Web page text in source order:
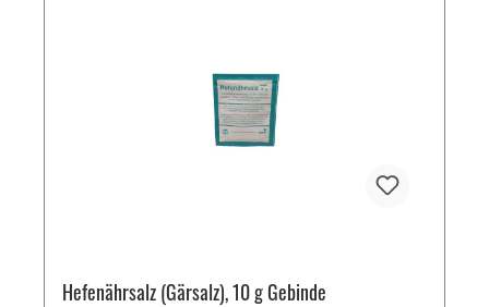
Hefenährsalz (Gärsalz), 10 g Gebinde